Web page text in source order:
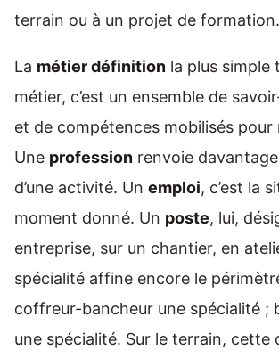
terrain ou à un projet de formation.
La métier définition la plus simple
métier, c’est un ensemble de
et de compétences mobilisés
Une profession renvoie
d’une activité. Un emploi, c’est la
moment donné. Un poste, lui,
entreprise, sur un chantier, en
spécialité affine encore le
coffreur-bancheur une spécialité ;
une spécialité. Sur le terrain,